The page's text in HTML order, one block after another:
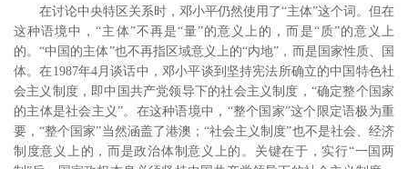
在讨论中央特区关系时，邓小平仍然使用了“主体”这个词。但在
这种语境中，“主体”不再是“量”的意义上的，而是“质”的意义上
的。“中国的主体”也不再指区域意义上的“内地”，而是国家性质、国
体。在1987年4月谈话中，邓小平谈到坚持宪法所确立的中国特色社
会主义制度，即中国共产党领导下的社会主义制度，“确定整个国家
的主体是社会主义”。 在这种语境中，“整个国家”这个限定语极为重
要，“整个国家”当然涵盖了港澳；“社会主义制度”也不是社会、经济
制度意义上的，而是政治体制意义上的。关键在于，实行“一国两